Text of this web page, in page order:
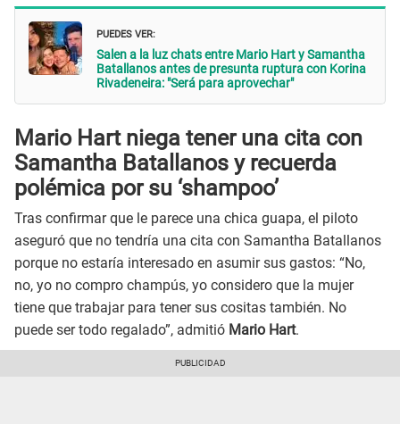
PUEDES VER:
Salen a la luz chats entre Mario Hart y Samantha
Batallanos antes de presunta ruptura con Korina
Rivadeneira: "Será para aprovechar"
Mario Hart niega tener una cita con
Samantha Batallanos y recuerda
polémica por su ‘shampoo’
Tras confirmar que le parece una chica guapa, el piloto
aseguró que no tendría una cita con Samantha Batallanos
porque no estaría interesado en asumir sus gastos: “No,
no, yo no compro champús, yo considero que la mujer
tiene que trabajar para tener sus cositas también. No
puede ser todo regalado”, admitió Mario Hart.